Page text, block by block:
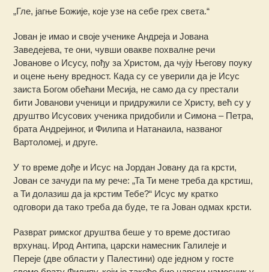
„Гле, јагње Божије, које узе на себе грех света.“
Јован је имао и своје ученике Андреја и Јована
Заведејева, те они, чувши овакве похвалне речи
Јованове о Исусу, пођу за Христом, да чују Његову поуку
и оцене њену вредност. Када су се уверили да је Исус
заиста Богом обећани Месија, не само да су престали
бити Јованови ученици и придружили се Христу, већ су у
друштво Исусових ученика придобили и Симона – Петра,
брата Андрејиног, и Филипа и Натанаила, названог
Вартоломеј, и друге.
У то време дође и Исус на Јордан Јовану да га крсти,
Јован се зачуди па му рече: „Та Ти мене треба да крстиш,
а Ти долазиш да ја крстим Тебе?“ Исус му кратко
одговори да тако треба да буде, те га Јован одмах крсти.
Разврат римског друштва беше у то време достигао
врхунац. Ирод Антипа, царски намесник Галилеје и
Переје (две области у Палестини) оде једном у госте